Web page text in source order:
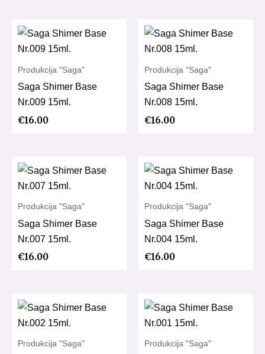
Produkcija "Saga"
Saga Shimer Base
Nr.009 15ml.
€16.00
Produkcija "Saga"
Saga Shimer Base
Nr.008 15ml.
€16.00
Produkcija "Saga"
Saga Shimer Base
Nr.007 15ml.
€16.00
Produkcija "Saga"
Saga Shimer Base
Nr.004 15ml.
€16.00
Produkcija "Saga" Produkcija "Saga"